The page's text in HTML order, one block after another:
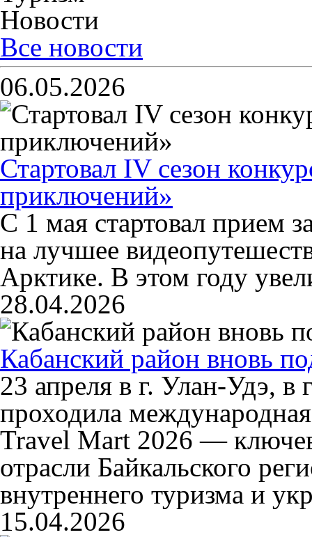
Новости
Все новости
06.05.2026
Стартовал IV сезон
приключений»
С 1 мая стартовал прием
на лучшее
Арктике. В этом году
28.04.2026
Кабанский район вновь
23 апреля в г. Улан-Удэ, в
проходила
Travel Mart 2026 —
отрасли Байкальского
внутреннего туризма и
15.04.2026